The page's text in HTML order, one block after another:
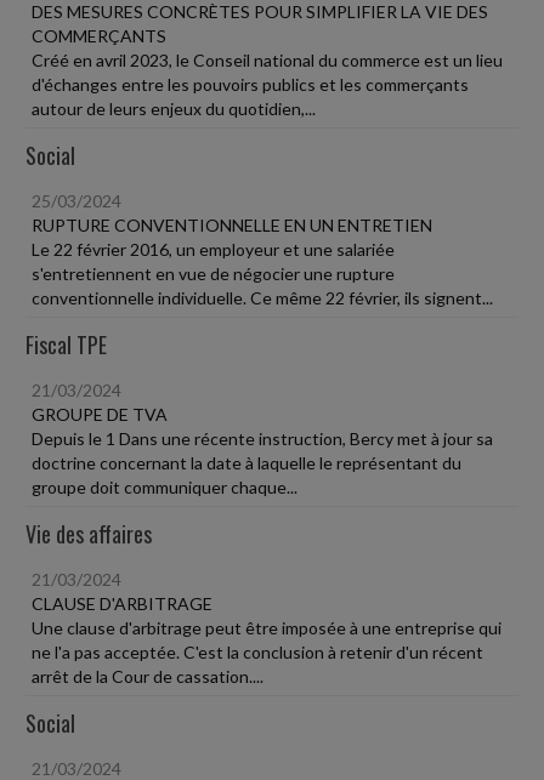
DES MESURES CONCRÈTES POUR SIMPLIFIER LA VIE DES
COMMERÇANTS
Créé en avril 2023, le Conseil national du commerce est un lieu
d'échanges entre les pouvoirs publics et les commerçants
autour de leurs enjeux du quotidien,...
Social
25/03/2024
RUPTURE CONVENTIONNELLE EN UN ENTRETIEN
Le 22 février 2016, un employeur et une salariée
s'entretiennent en vue de négocier une rupture
conventionnelle individuelle. Ce même 22 février, ils signent...
Fiscal TPE
21/03/2024
GROUPE DE TVA
Depuis le 1 Dans une récente instruction, Bercy met à jour sa
doctrine concernant la date à laquelle le représentant du
groupe doit communiquer chaque...
Vie des affaires
21/03/2024
CLAUSE D'ARBITRAGE
Une clause d'arbitrage peut être imposée à une entreprise qui
ne l'a pas acceptée. C'est la conclusion à retenir d'un récent
arrêt de la Cour de cassation....
Social
21/03/2024